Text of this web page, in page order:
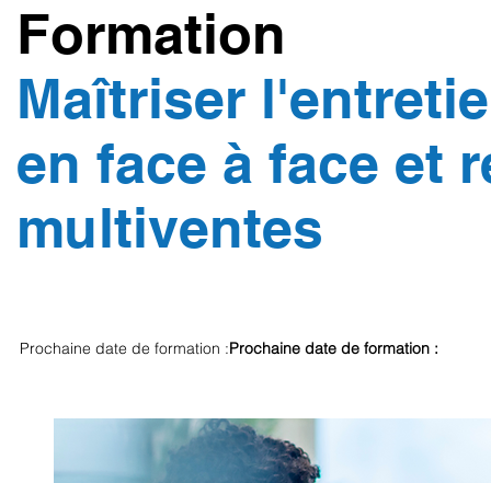
Formation
Maîtriser
en face à face et
multiventes
Prochaine date de formation :Prochaine date de formation :